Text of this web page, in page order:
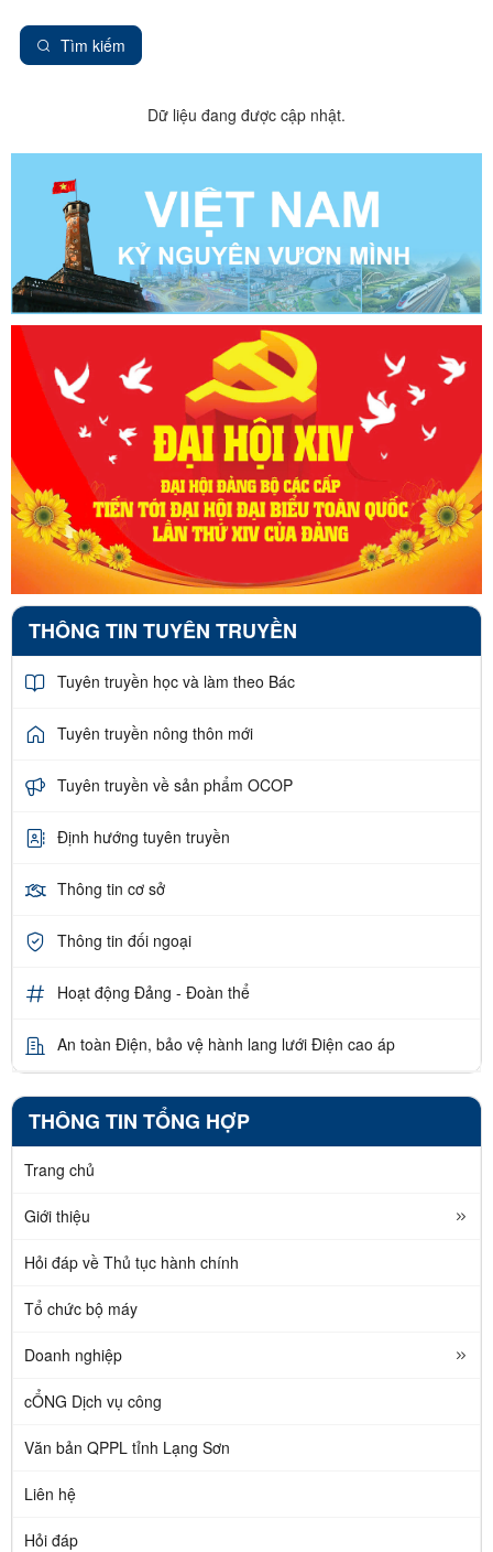
Tìm kiếm
Dữ liệu đang được cập nhật.
THÔNG TIN TUYÊN TRUYỀN
Tuyên truyền học và làm theo Bác
Tuyên truyền nông thôn mới
Tuyên truyền về sản phẩm OCOP
Định hướng tuyên truyền
Thông tin cơ sở
Thông tin đối ngoại
Hoạt động Đảng - Đoàn thể
An toàn Điện, bảo vệ hành lang lưới Điện cao áp
THÔNG TIN TỔNG HỢP
Trang chủ
Giới thiệu
Hỏi đáp về Thủ tục hành chính
Tổ chức bộ máy
Doanh nghiệp
cỔNG Dịch vụ công
Văn bản QPPL tỉnh Lạng Sơn
Liên hệ
Hỏi đáp